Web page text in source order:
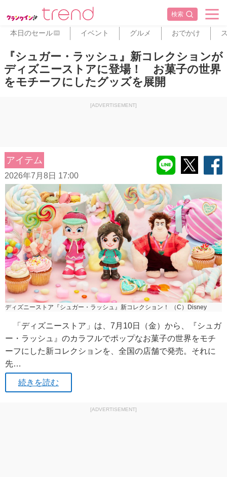
検索
本日のセール PR イベント グルメ おでかけ
『シュガー・ラッシュ』新コレクションが
ディズニーストアに登場！ お菓子の世界
をモチーフにしたグッズを展開
[ADVERTISEMENT]
アイテム
2026年7月8日 17:00
ディズニーストア『シュガー・ラッシュ』新コレクション！ （C）Disney
「ディズニーストア」は、7月10日（金）から、『シュガ
ー・ラッシュ』のカラフルでポップなお菓子の世界をモチ
ーフにした新コレクションを、全国の店舗で発売。それに
先…
続きを読む
[ADVERTISEMENT]